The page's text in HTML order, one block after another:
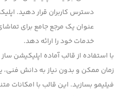
دسترس کاربران قرار دهید.
عنوان یک مرجع جامع برای
خدمات خود را ارائه دهد.
با استفاده از قالب آماده اپلیکیشن
زمان ممکن و بدون نیاز به دانش
فیلیمو بسازید. این قالب با امکانات